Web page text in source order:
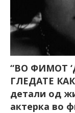
“ВО ФИМОТ
ГЛЕДАТЕ
детали од
актерка во